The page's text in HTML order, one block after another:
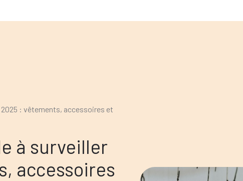
2025 : vêtements, accessoires et
à surveiller
accessoires